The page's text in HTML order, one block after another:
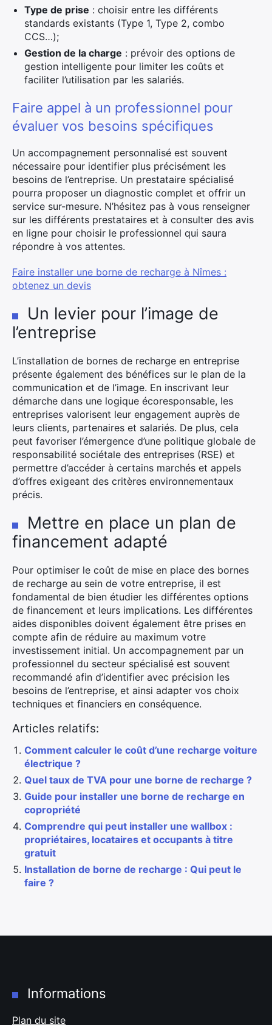
Type de prise : choisir entre les différents
standards existants (Type 1, Type 2, combo
CCS…);
Gestion de la charge : prévoir des options de
gestion intelligente pour limiter les coûts et
faciliter l’utilisation par les salariés.
Faire appel à un professionnel pour
évaluer vos besoins spécifiques
Un accompagnement personnalisé est souvent
nécessaire pour identifier plus précisément les
besoins de l’entreprise. Un prestataire spécialisé
pourra proposer un diagnostic complet et offrir un
service sur-mesure. N’hésitez pas à vous renseigner
sur les différents prestataires et à consulter des avis
en ligne pour choisir le professionnel qui saura
répondre à vos attentes.
Faire installer une borne de recharge à Nîmes :
obtenez un devis
Un levier pour l’image de
l’entreprise
L’installation de bornes de recharge en entreprise
présente également des bénéfices sur le plan de la
communication et de l’image. En inscrivant leur
démarche dans une logique écoresponsable, les
entreprises valorisent leur engagement auprès de
leurs clients, partenaires et salariés. De plus, cela
peut favoriser l’émergence d’une politique globale de
responsabilité sociétale des entreprises (RSE) et
permettre d’accéder à certains marchés et appels
d’offres exigeant des critères environnementaux
précis.
Mettre en place un plan de
financement adapté
Pour optimiser le coût de mise en place des bornes
de recharge au sein de votre entreprise, il est
fondamental de bien étudier les différentes options
de financement et leurs implications. Les différentes
aides disponibles doivent également être prises en
compte afin de réduire au maximum votre
investissement initial. Un accompagnement par un
professionnel du secteur spécialisé est souvent
recommandé afin d’identifier avec précision les
besoins de l’entreprise, et ainsi adapter vos choix
techniques et financiers en conséquence.
Articles relatifs:
Comment calculer le coût d’une recharge voiture
électrique ?
Quel taux de TVA pour une borne de recharge ?
Guide pour installer une borne de recharge en
copropriété
Comprendre qui peut installer une wallbox :
propriétaires, locataires et occupants à titre
gratuit
Installation de borne de recharge : Qui peut le
faire ?
Informations
Plan du site